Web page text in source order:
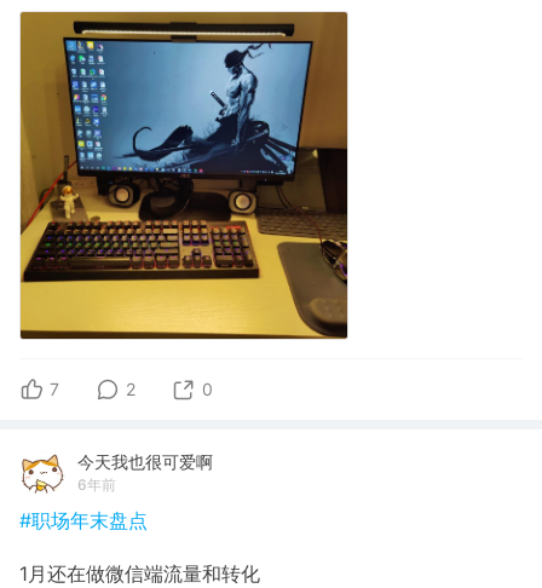
7 2 0
今天我也很可爱啊
6年前
#职场年末盘点
1月还在做微信端流量和转化